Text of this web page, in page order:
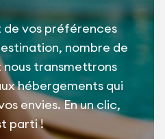
de vos préférences
nombre de
nous transmettrons
hébergements qui
envies. En un clic,
parti !